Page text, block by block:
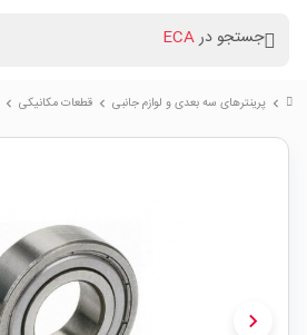
جستجو درECA
chevron_right پرینترهای سه بعدی و لوازم جانبی chevron_right قطعات مکانیکی chevron_right
chevron_right